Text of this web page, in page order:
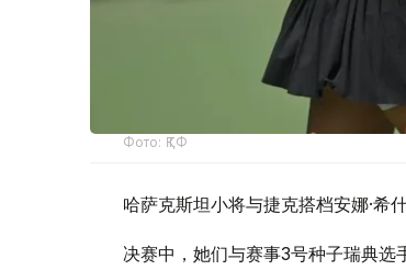
Фото: ҚТФ
哈萨克斯坦小将与捷克搭档安娜·希
决赛中，她们与赛事3号种子瑞典选